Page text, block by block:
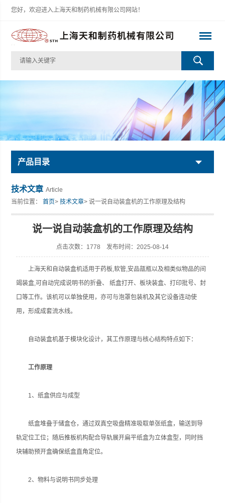
您好，欢迎进入上海天和制药机械有限公司网站！
上海天和制药机械有限公司
产品目录
技术文章 Article
当前位置：首页>技术文章> 说一说自动装盒机的工作原理及结构
说一说自动装盒机的工作原理及结构
点击次数：1778 发布时间：2025-08-14
上海天和自动装盒机适用于药板,软管,安品瓿瓶以及相类似物品的间
竭装盒,可自动完成说明书的折叠、 纸盒打开、板块装盒、打印批号、封
口等工作。该机可以单独使用，亦可与泡罩包装机及其它设备连动使
用，形成成套流水线。
自动装盒机基于模块化设计，其工作原理与核心结构特点如下：
工作原理‌
1、纸盒供应与成型‌
纸盒堆叠于储盒仓，通过双真空吸盘精准吸取单张纸盒，输送到导
轨定位工位；随后推板机构配合导轨展开扁平纸盒为立体盒型，同时挡
块辅助预开盒确保纸盒直角定位。
2、物料与说明书同步处理‌